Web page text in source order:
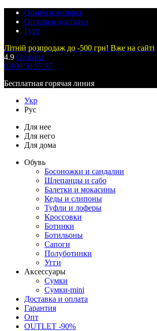
Обмен и возврат
Оплата и доставка
Гурт
Літній розпродаж до -500 грн! Вже на сайті
4.9 Отзывы
0 800 50 97 97
Бесплатная горячая линия
Укр
Рус
Для нее
Для него
Для дома
Обувь
Босоножки и сандалии
Шлепанцы и сабо
Балетки и мокасины
Кеды и слипоны
Туфли и лоферы
Кроссовки
Ботинки
Ботильоны
Сапоги
Полуботинки
Угги
Аксессуары
Сумки
Сумки-mini
Доставка и оплата
Гарантия
Опт
OUTLET -90%